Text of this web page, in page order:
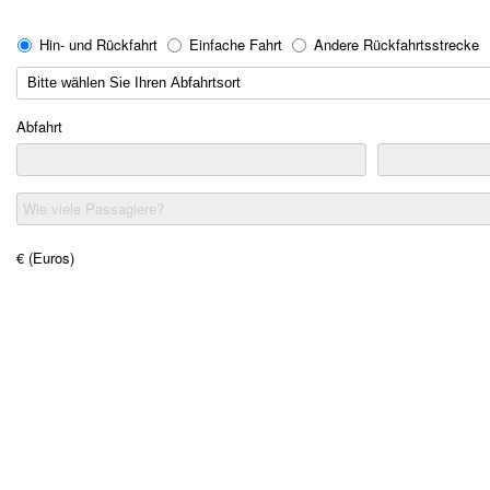
Hin- und Rückfahrt Einfache Fahrt Andere Rückfahrtsstrecke
Abfahrt
Wie viele Passagiere?
€ (Euros)